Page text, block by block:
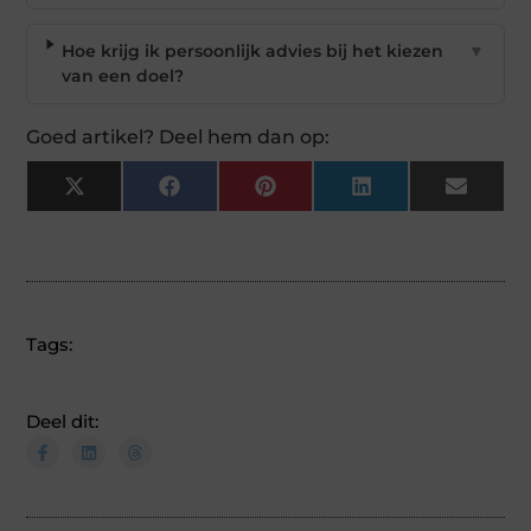
Hoe krijg ik persoonlijk advies bij het kiezen
van een doel?
▼
Goed artikel? Deel hem dan op:
X
(Twitter)
Facebook Pinterest LinkedIn Email
Tags:
Deel dit: